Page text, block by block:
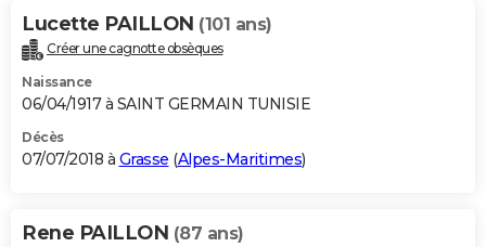
Lucette PAILLON (101 ans)
Créer une cagnotte obsèques
Naissance
06/04/1917 à SAINT GERMAIN TUNISIE
Décès
07/07/2018 à Grasse (Alpes-Maritimes)
Rene PAILLON (87 ans)